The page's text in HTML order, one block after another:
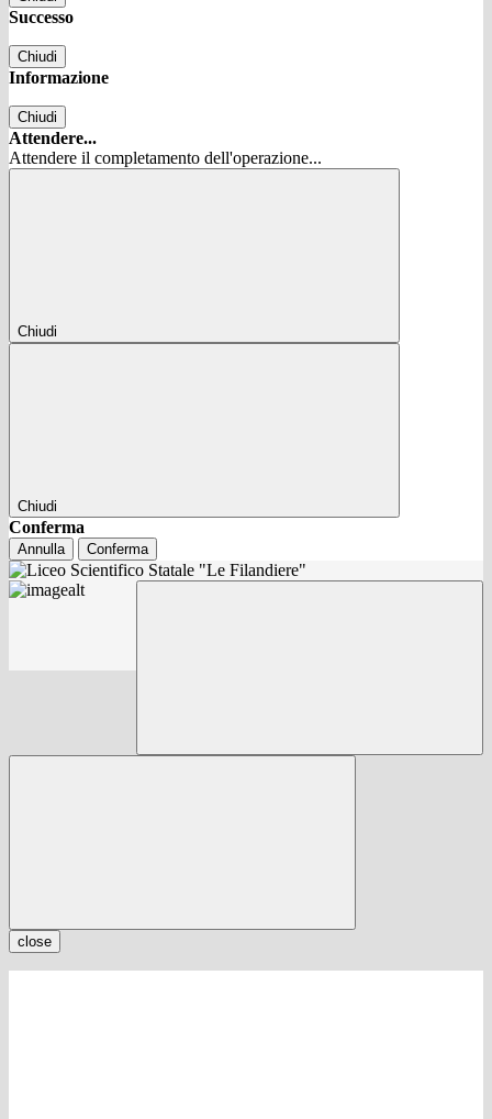
Successo
Chiudi
Informazione
Chiudi
Attendere...
Attendere il completamento dell'operazione...
Chiudi
Chiudi
Conferma
Annulla Conferma
close